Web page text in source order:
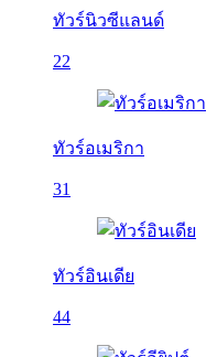
ทัวร์นิวซีแลนด์
22
ทัวร์อเมริกา
31
ทัวร์อินเดีย
44